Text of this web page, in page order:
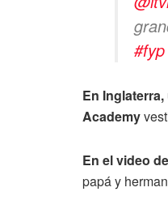
#fyp
En
Academy
En el video
papá y